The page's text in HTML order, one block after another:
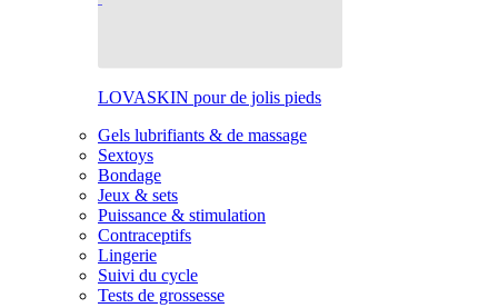
LOVASKIN pour de jolis pieds
Gels lubrifiants & de massage
Sextoys
Bondage
Jeux & sets
Puissance & stimulation
Contraceptifs
Lingerie
Suivi du cycle
Tests de grossesse